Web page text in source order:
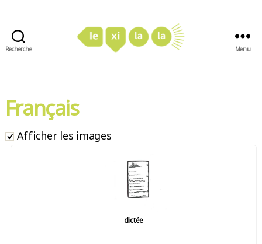
Recherche Menu
Français
Afficher les images
dictée